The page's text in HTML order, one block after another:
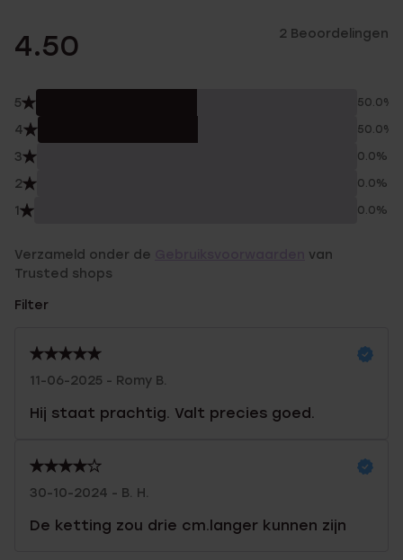
4.50 2 Beoordelingen
5 50.0%
4 50.0%
3 0.0%
2 0.0%
1 0.0%
Verzameld onder de
van
Trusted shops
Filter
11-06-2025 - Romy B.
Hij staat prachtig. Valt precies goed.
30-10-2024 - B. H.
De ketting zou drie cm.langer kunnen zijn